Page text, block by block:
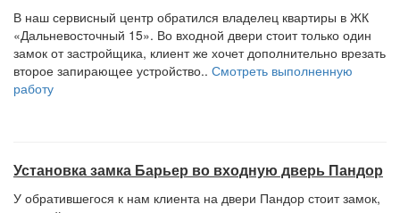
В наш сервисный центр обратился владелец квартиры в ЖК
«Дальневосточный 15». Во входной двери стоит только один
замок от застройщика, клиент же хочет дополнительно врезать
второе запирающее устройство.. Смотреть выполненную
работу
Установка замка Барьер во входную дверь Пандор
У обратившегося к нам клиента на двери Пандор стоит замок,